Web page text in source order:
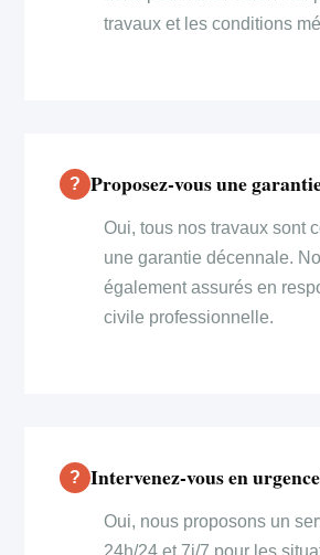
travaux et les conditions
Proposez-vous une
Oui, tous nos travaux sont
une garantie décennale.
également assurés en
civile professionnelle.
Intervenez-vous en
Oui, nous proposons un
24h/24 et 7j/7 pour les